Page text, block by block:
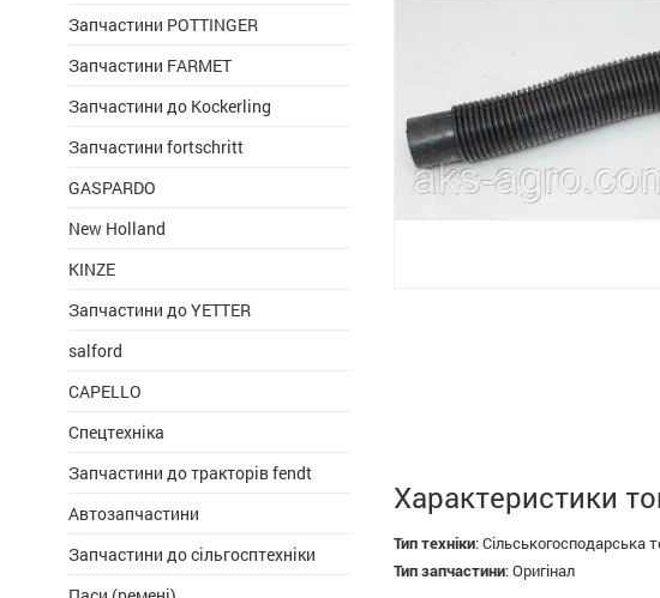
Характеристики
Тип техніки:Сільськогосподарська
Тип запчастини:Оригінал
Запчастини POTTINGER
Запчастини FARMET
Запчастини до Kockerling
Запчастини fortschritt
GASPARDO
New Holland
KINZE
Запчастини до YETTER
salford
CAPELLO
Спецтехніка
Запчастини до тракторів fendt
Автозапчастини
Запчастини до сільгосптехніки